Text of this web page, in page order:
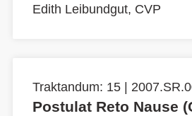
Edith Leibundgut, CVP
Traktandum: 15 |
Postulat Reto Nause